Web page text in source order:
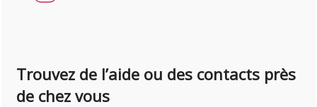
Trouvez de l’aide ou des contacts près
de chez vous